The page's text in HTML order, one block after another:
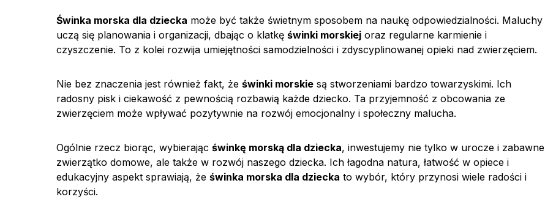
Świnka morska dla dziecka może być także świetnym sposobem na naukę odpowiedzialności. Maluchy
uczą się planowania i organizacji, dbając o klatkę świnki morskiej oraz regularne karmienie i
czyszczenie. To z kolei rozwija umiejętności samodzielności i zdyscyplinowanej opieki nad zwierzęciem.
Nie bez znaczenia jest również fakt, że świnki morskie są stworzeniami bardzo towarzyskimi. Ich
radosny pisk i ciekawość z pewnością rozbawią każde dziecko. Ta przyjemność z obcowania ze
zwierzęciem może wpływać pozytywnie na rozwój emocjonalny i społeczny malucha.
Ogólnie rzecz biorąc, wybierając świnkę morską dla dziecka, inwestujemy nie tylko w urocze i zabawne
zwierzątko domowe, ale także w rozwój naszego dziecka. Ich łagodna natura, łatwość w opiece i
edukacyjny aspekt sprawiają, że świnka morska dla dziecka to wybór, który przynosi wiele radości i
korzyści.